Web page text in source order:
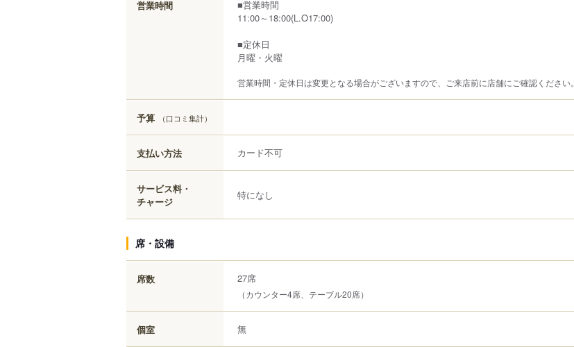
営業時間
■営業時間
11:00～18:00(L.O17:00)
■定休日
月曜・火曜
営業時間・定休日は変更となる場合がございますので、ご来店前に店舗にご確認ください。
予算 （口コミ集計）
支払い方法 カード不可
サービス料・
チャージ
特になし
席・設備
席数 27席
（カウンター4席、テーブル20席）
個室 無